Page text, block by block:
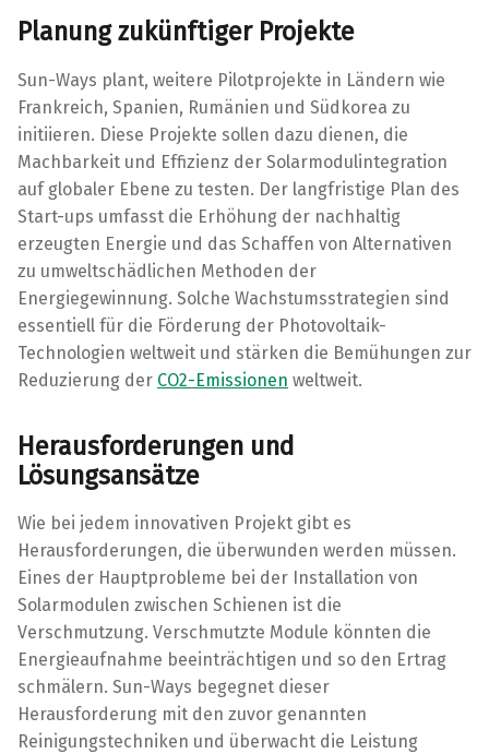
Planung zukünftiger Projekte
Sun-Ways plant, weitere Pilotprojekte in Ländern wie
Frankreich, Spanien, Rumänien und Südkorea zu
initiieren. Diese Projekte sollen dazu dienen, die
Machbarkeit und Effizienz der Solarmodulintegration
auf globaler Ebene zu testen. Der langfristige Plan des
Start-ups umfasst die Erhöhung der nachhaltig
erzeugten Energie und das Schaffen von Alternativen
zu umweltschädlichen Methoden der
Energiegewinnung. Solche Wachstumsstrategien sind
essentiell für die Förderung der Photovoltaik-
Technologien weltweit und stärken die Bemühungen zur
Reduzierung der CO2-Emissionen weltweit.
Herausforderungen und
Lösungsansätze
Wie bei jedem innovativen Projekt gibt es
Herausforderungen, die überwunden werden müssen.
Eines der Hauptprobleme bei der Installation von
Solarmodulen zwischen Schienen ist die
Verschmutzung. Verschmutzte Module könnten die
Energieaufnahme beeinträchtigen und so den Ertrag
schmälern. Sun-Ways begegnet dieser
Herausforderung mit den zuvor genannten
Reinigungstechniken und überwacht die Leistung